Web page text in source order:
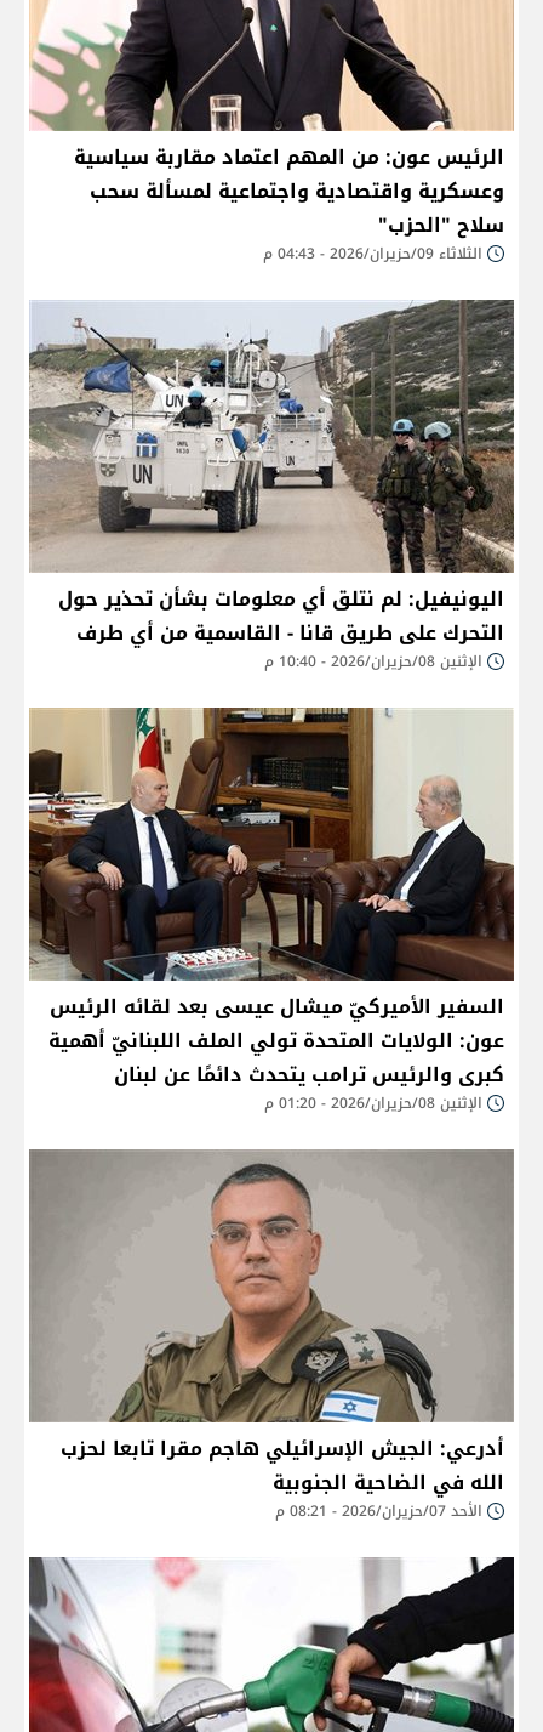
الرئيس عون: من المهم اعتماد مقاربة سياسية
وعسكرية واقتصادية واجتماعية لمسألة سحب
سلاح "الحزب"
الثلاثاء 09/حزيران/2026 - 04:43 م
اليونيفيل: لم نتلق أي معلومات بشأن تحذير حول
التحرك على طريق قانا - القاسمية من أي طرف
الإثنين 08/حزيران/2026 - 10:40 م
السفير الأميركيّ ميشال عيسى بعد لقائه الرئيس
عون: الولايات المتحدة تولي الملف اللبنانيّ أهمية
كبرى والرئيس ترامب يتحدث دائمًا عن لبنان
الإثنين 08/حزيران/2026 - 01:20 م
أدرعي: الجيش الإسرائيلي هاجم مقرا تابعا لحزب
الله في الضاحية الجنوبية
الأحد 07/حزيران/2026 - 08:21 م